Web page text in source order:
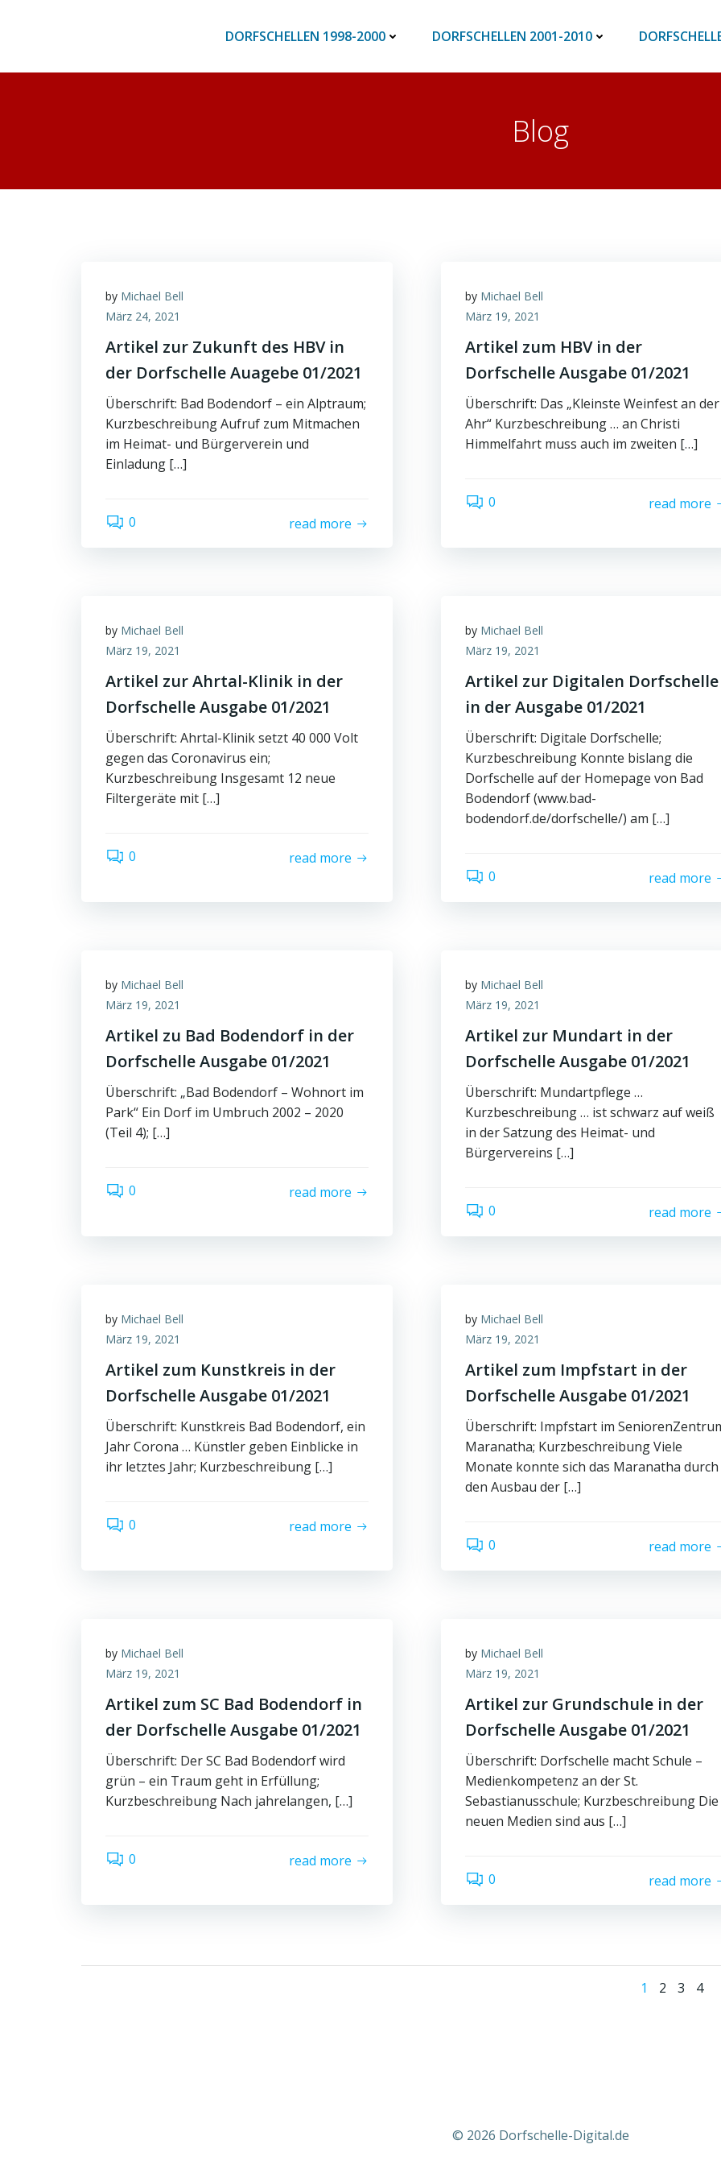
DORFSCHELLEN 1998-2000 DORFSCHELLEN 2001-2010
Blog
by Michael Bell
März 24, 2021
Artikel zur Zukunft des HBV in
der Dorfschelle Auagebe 01/2021
Überschrift: Bad Bodendorf – ein Alptraum;
Kurzbeschreibung Aufruf zum Mitmachen
im Heimat- und Bürgerverein und
Einladung […]
0 read more
by Michael Bell
März 19, 2021
Artikel zum HBV in der
Dorfschelle Ausgabe 01/2021
Überschrift: Das „Kleinste Weinfest an der
Ahr“ Kurzbeschreibung … an Christi
Himmelfahrt muss auch im zweiten […]
0 read more
by Michael Bell
März 19, 2021
Artikel zur Ahrtal-Klinik in der
Dorfschelle Ausgabe 01/2021
Überschrift: Ahrtal-Klinik setzt 40 000 Volt
gegen das Coronavirus ein;
Kurzbeschreibung Insgesamt 12 neue
Filtergeräte mit […]
0 read more
by Michael Bell
März 19, 2021
Artikel zur Digitalen Dorfschelle
in der Ausgabe 01/2021
Überschrift: Digitale Dorfschelle;
Kurzbeschreibung Konnte bislang die
Dorfschelle auf der Homepage von Bad
Bodendorf (www.bad-
bodendorf.de/dorfschelle/) am […]
0 read more
by Michael Bell
März 19, 2021
Artikel zu Bad Bodendorf in der
Dorfschelle Ausgabe 01/2021
Überschrift: „Bad Bodendorf – Wohnort im
Park“ Ein Dorf im Umbruch 2002 – 2020
(Teil 4); […]
0 read more
by Michael Bell
März 19, 2021
Artikel zur Mundart in der
Dorfschelle Ausgabe 01/2021
Überschrift: Mundartpflege …
Kurzbeschreibung … ist schwarz auf weiß
in der Satzung des Heimat- und
Bürgervereins […]
0 read more
by Michael Bell
März 19, 2021
Artikel zum Kunstkreis in der
Dorfschelle Ausgabe 01/2021
Überschrift: Kunstkreis Bad Bodendorf, ein
Jahr Corona … Künstler geben Einblicke in
ihr letztes Jahr; Kurzbeschreibung […]
0 read more
by Michael Bell
März 19, 2021
Artikel zum Impfstart in der
Dorfschelle Ausgabe 01/2021
Überschrift: Impfstart im
Maranatha; Kurzbeschreibung Viele
Monate konnte sich das Maranatha durch
den Ausbau der […]
0 read more
by Michael Bell
März 19, 2021
Artikel zum SC Bad Bodendorf in
der Dorfschelle Ausgabe 01/2021
Überschrift: Der SC Bad Bodendorf wird
grün – ein Traum geht in Erfüllung;
Kurzbeschreibung Nach jahrelangen, […]
0 read more
by Michael Bell
März 19, 2021
Artikel zur Grundschule in der
Dorfschelle Ausgabe 01/2021
Überschrift: Dorfschelle macht Schule –
Medienkompetenz an der St.
Sebastianusschule; Kurzbeschreibung Die
neuen Medien sind aus […]
0 read more
Posts
Page
1 Page
2 Page
3 4
© 2026 Dorfschelle-Digital.de